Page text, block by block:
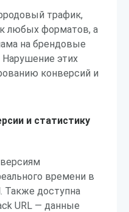
трафик,
любых форматов, а
на брендовые
Нарушение этих
конверсий и
и статистику
времени в
Также доступна
URL — данные